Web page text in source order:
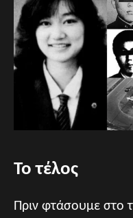
Το τέλος
Πριν φτάσουμε στο